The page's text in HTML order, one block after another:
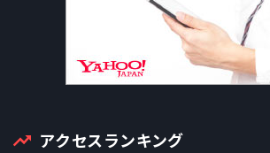
アクセスランキング